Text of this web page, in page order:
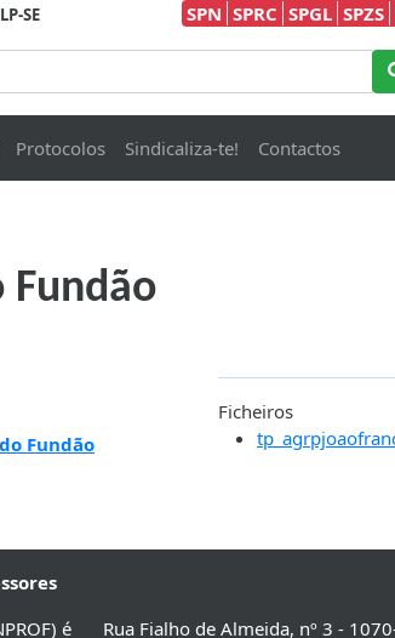
SE SPN SPRC SPGL SPZS
Protocolos Sindicaliza-te! Contactos
Fundão
Fundão
Ficheiros
é
Rua Fialho de Almeida, nº 3 -